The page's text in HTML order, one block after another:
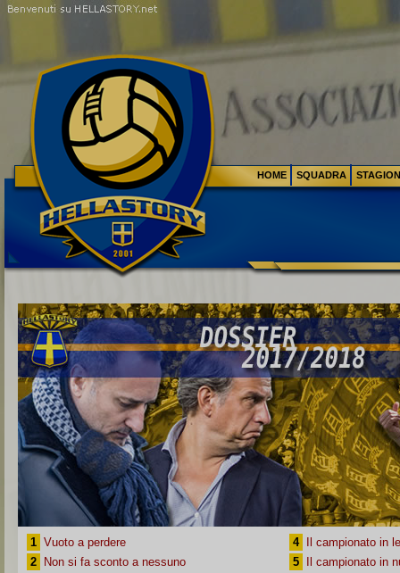
1 Vuoto a perdere
2
Non si fa sconto a nessuno
4
Il campionato in
5
Il campionato in
HOME SQUADRA